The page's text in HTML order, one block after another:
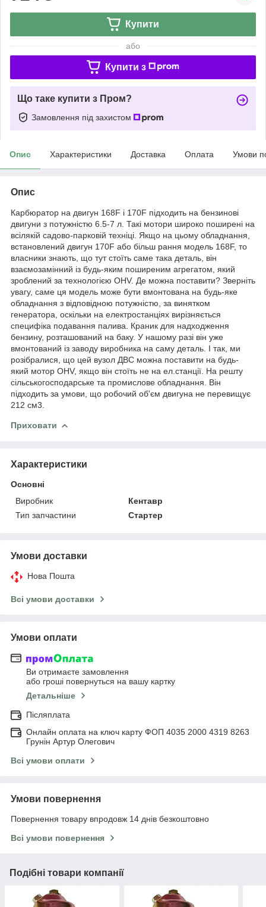
Купити
або
Купити з
Що таке купити з Пром?
Замовлення під захистом
Опис Характеристики Доставка Оплата Умови
Опис
Карбюратор на двигун 168F і 170F підходить на бензинові
двигуни з потужністю 6.5-7 л. Такі мотори широко поширені на
всілякій садово-парковій техніці. Якщо на цьому обладнання,
встановлений двигун 170F або більш рання модель 168F, то
власники знають, що тут стоїть саме така деталь, він
взаємозамінний із будь-яким поширеним агрегатом, який
зроблений за технологією OHV. Де можна поставити? Зверніть
увагу, саме ця модель може бути вмонтована на будь-яке
обладнання з відповідною потужністю, за винятком
генератора, оскільки на електростанціях вирізняється
специфіка подавання палива. Краник для надходження
бензину, розташований на баку. У нашому разі він уже
вмонтований із заводу виробника на саму деталь. І так, ми
розібралися, що цей вузол ДВС можна поставити на будь-
який мотор OHV, якщо він стоїть не на ел.станції. На решту
сільськогосподарське та промислове обладнання. Він
підходить за умови, що робочий об'єм двигуна не перевищує
212 см3.
Приховати
Характеристики
Основні
Виробник
Кентавр
Тип запчастини
Стартер
Умови доставки
Нова Пошта
Всі умови доставки
Умови оплати
Ви отримаєте замовлення
або гроші повернуться на вашу картку
Детальніше
Післяплата
Онлайн оплата на ключ карту ФОП 4035 2000 4319 8263
Грунін Артур Олегович
Всі умови оплати
Умови повернення
Повернення товару впродовж 14 днів безкоштовно
Всі умови повернення
Подібні товари компанії